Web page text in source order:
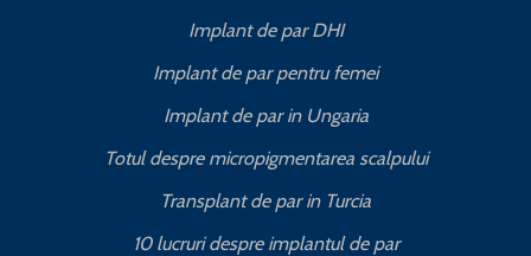
Implant de par DHI
Implant de par pentru femei
Implant de par in Ungaria
Totul despre micropigmentarea scalpului
Transplant de par in Turcia
10 lucruri despre implantul de par